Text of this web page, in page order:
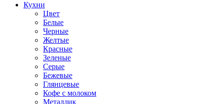
Кухни
Цвет
Белые
Черные
Желтые
Красные
Зеленые
Серые
Бежевые
Глянцевые
Кофе с молоком
Металлик